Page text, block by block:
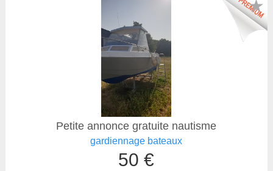
Petite annonce gratuite nautisme
gardiennage bateaux
50 €
★